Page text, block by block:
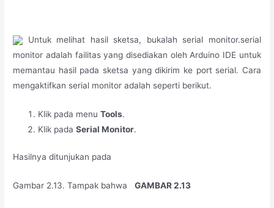
Untuk melihat hasil sketsa, bukalah serial monitor.serial
monitor adalah failitas yang disediakan oleh Arduino IDE untuk
memantau hasil pada sketsa yang dikirim ke port serial. Cara
mengaktifkan serial monitor adalah seperti berikut.
Klik pada menuTools.
Klik padaSerial Monitor.
Hasilnya ditunjukan pada
Gambar 2.13. Tampak bahwaGAMBAR 2.13